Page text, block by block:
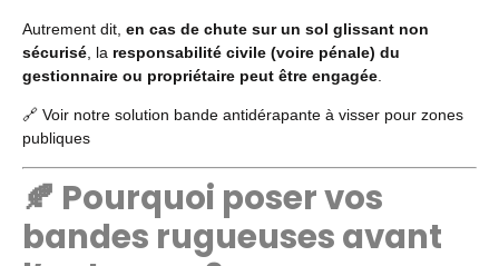
Autrement dit, en cas de chute sur un sol glissant non
sécurisé , la responsabilité civile (voire pénale) du
gestionnaire ou propriétaire peut être engagée
🔗 Voir notre solution bande antidérapante à visser pour zones
publiques
🍂 Pourquoi poser vos
bandes rugueuses avant